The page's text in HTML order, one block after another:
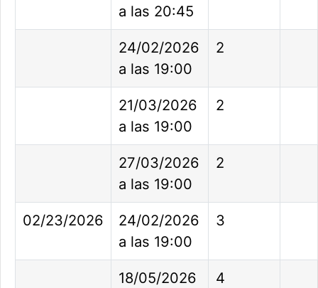
a las 20:45
24/02/2026
a las 19:00
2
21/03/2026
a las 19:00
2
27/03/2026
a las 19:00
2
02/23/2026
24/02/2026
a las 19:00
3
18/05/2026
4